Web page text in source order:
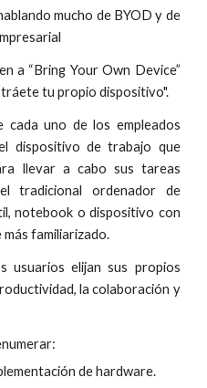
mucho de BYOD y de
a “Bring Your Own Device”
tu propio dispositivo".
cada uno de los empleados
dispositivo de trabajo que
llevar a cabo sus tareas
tradicional ordenador de
notebook o dispositivo con
más familiarizado.
usuarios elijan sus propios
la colaboración y
de hardware.